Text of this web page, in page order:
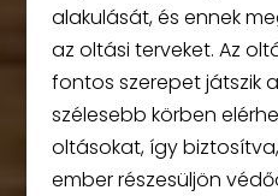
alakulását, és ennek
az oltási terveket. Az
fontos szerepet játszik
szélesebb körben
oltásokat, így
ember részesüljön